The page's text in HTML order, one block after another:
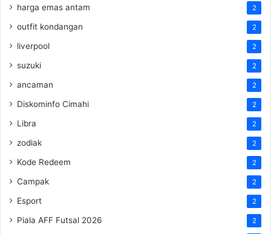
harga emas antam 2
outfit kondangan 2
liverpool 2
suzuki 2
ancaman 2
Diskominfo Cimahi 2
Libra 2
zodiak 2
Kode Redeem 2
Campak 2
Esport 2
Piala AFF Futsal 2026 2